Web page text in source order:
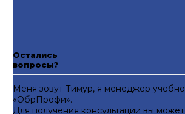
Остались
вопросы?
Меня зовут Тимур, я менеджер
«ОбрПрофи».
Для получения консультации вы